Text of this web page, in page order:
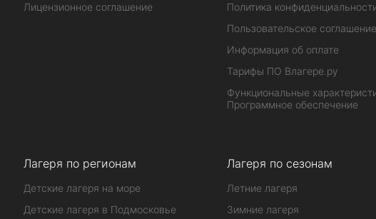
Лицензионное соглашение
Политика
Пользовательское соглашение
Информация об оплате
Тарифы ПО Влагере.ру
Функциональные
Программное обеспечение
Лагеря по регионам
Детские лагеря на море
Детские лагеря в Подмосковье
Лагеря по сезонам
Летние лагеря
Зимние лагеря